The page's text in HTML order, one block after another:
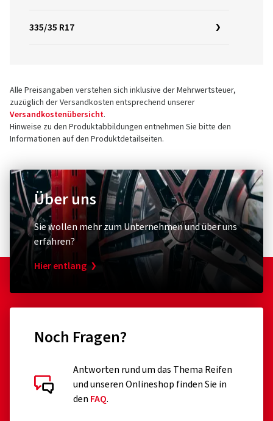
335/35 R17
Alle Preisangaben verstehen sich inklusive der Mehrwertsteuer,
zuzüglich der Versandkosten entsprechend unserer
Versandkostenübersicht.
Hinweise zu den Produktabbildungen entnehmen Sie bitte den
Informationen auf den Produktdetailseiten.
Über uns
Sie wollen mehr zum Unternehmen und über uns
erfahren?
Hier entlang
Noch Fragen?
Antworten rund um das Thema Reifen
und unseren Onlineshop finden Sie in
den FAQ.